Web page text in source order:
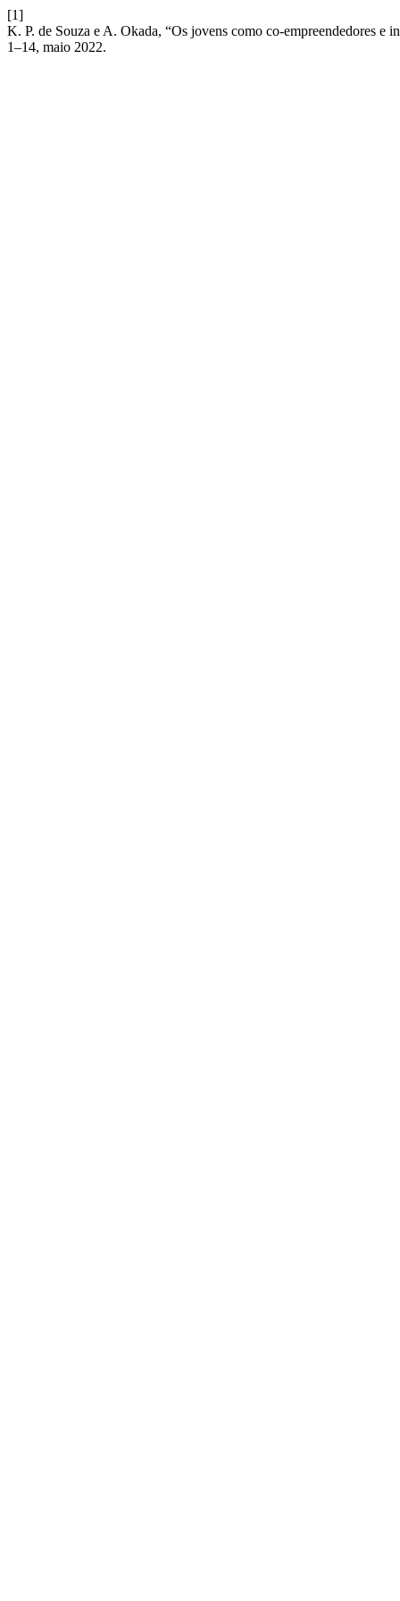
[1]
K. P. de Souza e A. Okada, “Os jovens como co-empreendedores e
1–14, maio 2022.